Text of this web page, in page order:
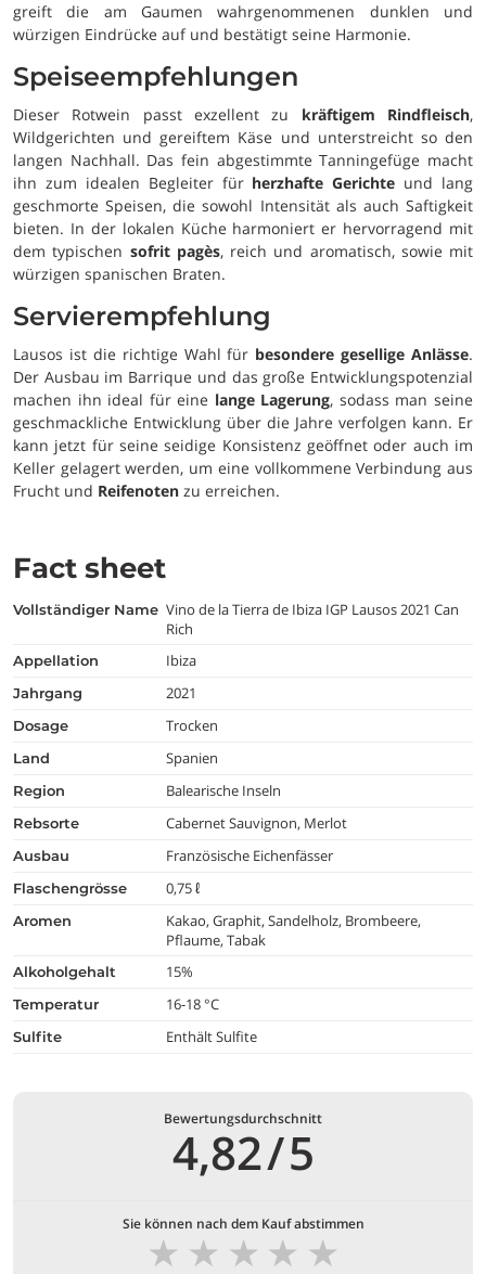
greift die am Gaumen wahrgenommenen dunklen und
würzigen Eindrücke auf und bestätigt seine Harmonie.
Speiseempfehlungen
Dieser Rotwein passt exzellent zu kräftigem Rindfleisch,
Wildgerichten und gereiftem Käse und unterstreicht so den
langen Nachhall. Das fein abgestimmte Tanningefüge macht
ihn zum idealen Begleiter für herzhafte Gerichte und lang
geschmorte Speisen, die sowohl Intensität als auch Saftigkeit
bieten. In der lokalen Küche harmoniert er hervorragend mit
dem typischen sofrit pagès, reich und aromatisch, sowie mit
würzigen spanischen Braten.
Servierempfehlung
Lausos ist die richtige Wahl für besondere gesellige Anlässe.
Der Ausbau im Barrique und das große Entwicklungspotenzial
machen ihn ideal für eine lange Lagerung, sodass man seine
geschmackliche Entwicklung über die Jahre verfolgen kann. Er
kann jetzt für seine seidige Konsistenz geöffnet oder auch im
Keller gelagert werden, um eine vollkommene Verbindung aus
Frucht und Reifenoten zu erreichen.
Fact sheet
vollständiger Name Vino de la Tierra de Ibiza IGP Lausos 2021 Can
Rich
appellation Ibiza
jahrgang 2021
dosage Trocken
land Spanien
region Balearische Inseln
rebsorte Cabernet Sauvignon, Merlot
ausbau Französische Eichenfässer
flaschengrösse 0,75 ℓ
aromen
Kakao, Graphit, Sandelholz, Brombeere,
Pflaume, Tabak
alkoholgehalt 15%
temperatur 16-18 °C
Sulfite Enthält Sulfite
Bewertungsdurchschnitt
4,82/5
Sie können nach dem Kauf abstimmen
★
★
★
★
★